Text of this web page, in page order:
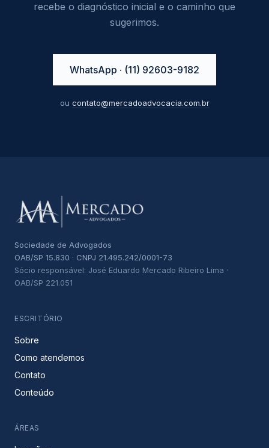
recebe o diagnóstico inicial e o caminho que
sugerimos.
WhatsApp · (11) 92603-9182
ou contato@mercadoadvocacia.com.br
Sociedade de Advogados
OAB/SP 15.830 · CNPJ 21.495.242/0001-73
Sócio responsável: José Eduardo Mercado Ribeiro Lima ·
OAB/SP 221.051
ESCRITÓRIO
Sobre
Como atendemos
Contato
Conteúdo
ÁREAS